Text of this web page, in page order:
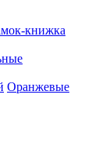
книжка
Оранжевые